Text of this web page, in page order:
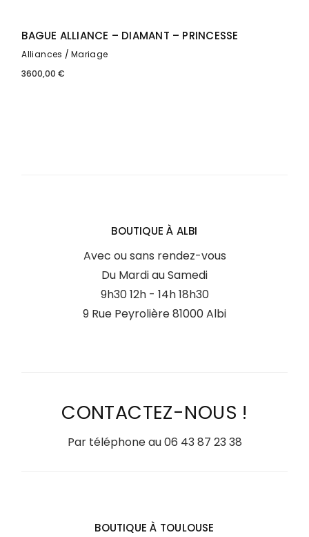
BAGUE ALLIANCE – DIAMANT – PRINCESSE
Alliances
Mariage
3600,00€
BOUTIQUE À ALBI
Avec ou sans rendez-vous
Du Mardi au Samedi
9h30 12h - 14h 18h30
9 Rue Peyrolière 81000 Albi
CONTACTEZ-NOUS !
Par téléphone au06 43 87 23 38
BOUTIQUE À TOULOUSE